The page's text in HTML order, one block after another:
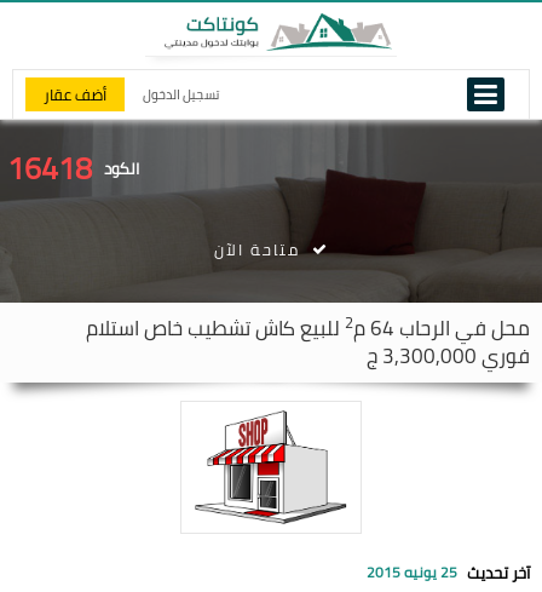
تسجيل الدخول أضف عقار
الكود 16418
محل فيالرحاب 2 للبيع كاش تشطيب خاص استلام
فوري 3,300,000 ج
متاحة الآن
آخر تحديث 25 يونيه 2015